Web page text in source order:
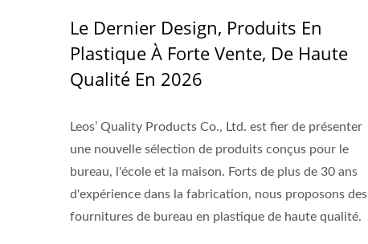
Le Dernier Design, Produits En
Plastique À Forte Vente, De Haute
Qualité En 2026
Leos’ Quality Products Co., Ltd. est fier de présenter
une nouvelle sélection de produits conçus pour le
bureau, l'école et la maison. Forts de plus de 30 ans
d'expérience dans la fabrication, nous proposons des
fournitures de bureau en plastique de haute qualité.